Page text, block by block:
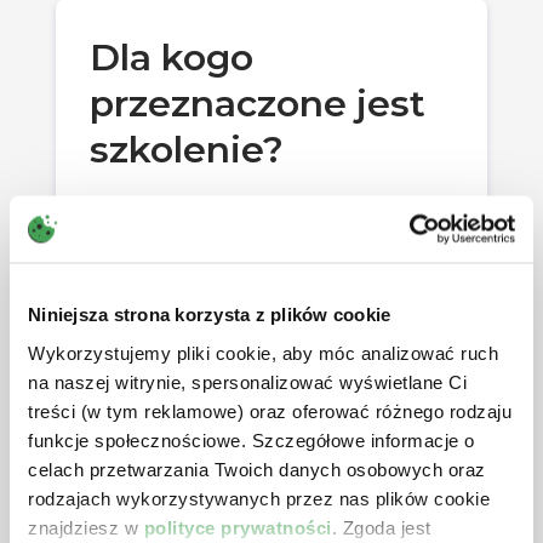
Niniejsza strona korzysta z plików cookie
Wykorzystujemy pliki cookie, aby móc analizować ruch
na naszej witrynie, spersonalizować wyświetlane Ci
treści (w tym reklamowe) oraz oferować różnego rodzaju
funkcje społecznościowe. Szczegółowe informacje o
celach przetwarzania Twoich danych osobowych oraz
rodzajach wykorzystywanych przez nas plików cookie
znajdziesz w polityce prywatności . Zgoda jest
Prezentacja znaczników
wynikowych na przykładach
operacji księgowych w
wariancie porównawczym i
kalkulacyjnym RZiS.
podatkowych na przykładach
przykładach operacji
podatkowych.
Na jakich zasadach
przypisywać znaczniki do
poszczególnych kont?
Ile znaczników można
przypisać do jednego konta?
Czy znaczniki powinny być
Dla kogo
przeznaczone jest
szkolenie?
główni księgowi, księgowi,
pracownicy działów finansowych i
controllingu oraz osoby zajmujące
się podatkami.